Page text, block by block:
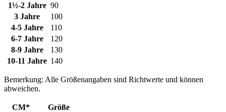
1½-2 Jahre 90
3 Jahre
100
4-5 Jahre
110
6-7 Jahre
120
8-9 Jahre
130
10-11 Jahre 140
Bemerkung: Alle Größenangaben sind Richtwerte und können
abweichen.
CM*
Größe